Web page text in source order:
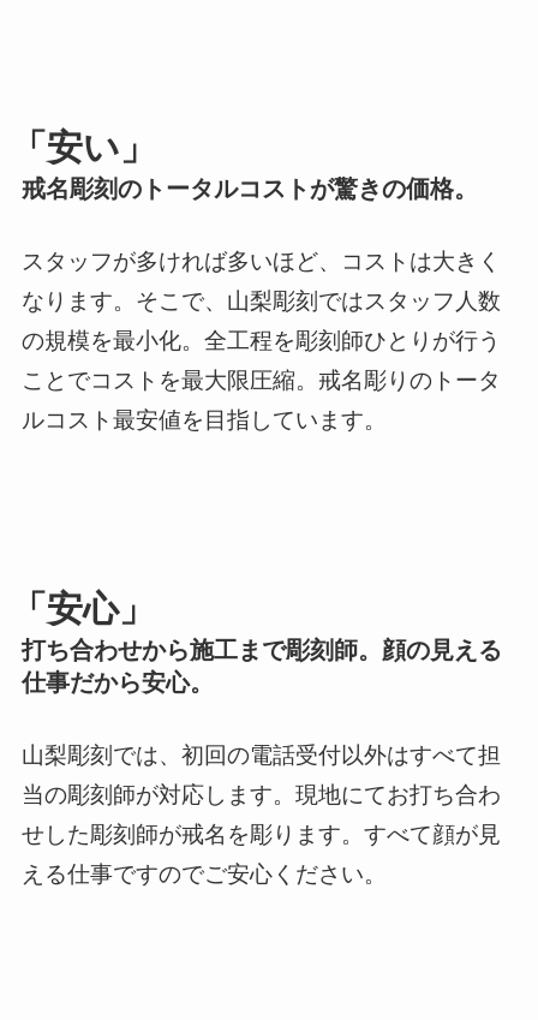
「安い」
戒名彫刻のトータルコストが驚きの価格。
スタッフが多ければ多いほど、コストは大きく
なります。そこで、山梨彫刻ではスタッフ人数
の規模を最小化。全工程を彫刻師ひとりが行う
ことでコストを最大限圧縮。戒名彫りのトータ
ルコスト最安値を目指しています。
「安心」
打ち合わせから施工まで彫刻師。顔の見える
仕事だから安心。
山梨彫刻では、初回の電話受付以外はすべて担
当の彫刻師が対応します。現地にてお打ち合わ
せした彫刻師が戒名を彫ります。すべて顔が見
える仕事ですのでご安心ください。